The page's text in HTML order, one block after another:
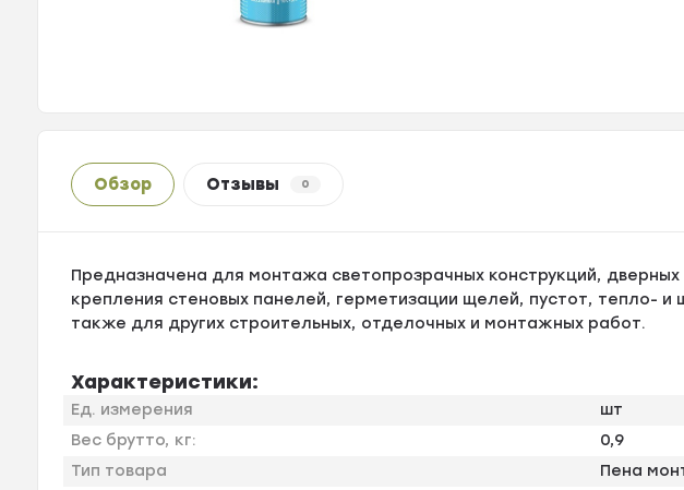
Обзор Отзывы 0
Предназначена для монтажа светопрозрачных конструкций, дверных
крепления стеновых панелей, герметизации щелей, пустот, тепло- и
также для других строительных, отделочных и монтажных работ.
Характеристики:
Ед. измерения
шт
Вес брутто, кг:
0,9
Тип товара
Пена